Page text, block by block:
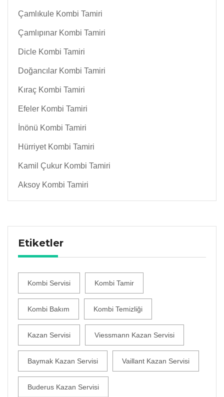
Çamlıkule Kombi Tamiri
Çamlıpınar Kombi Tamiri
Dicle Kombi Tamiri
Doğancılar Kombi Tamiri
Kıraç Kombi Tamiri
Efeler Kombi Tamiri
İnönü Kombi Tamiri
Hürriyet Kombi Tamiri
Kamil Çukur Kombi Tamiri
Aksoy Kombi Tamiri
Etiketler
Kombi Servisi Kombi Tamir
Kombi Bakım Kombi Temizliği
Kazan Servisi Viessmann Kazan Servisi
Baymak Kazan Servisi Vaillant Kazan Servisi
Buderus Kazan Servisi